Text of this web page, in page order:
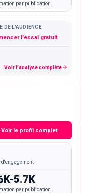
par publication
DE L'AUDIENCE
l'essai gratuit
Voir l'analyse complète
Voir le profil complet
d'engagement
5.7K
par publication